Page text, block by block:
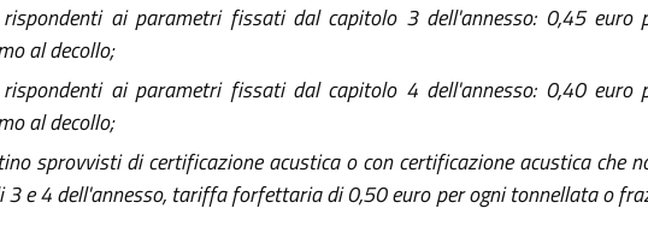
ai parametri fissati dal capitolo 3 dell'annesso: 0,45 euro
al decollo;
ai parametri fissati dal capitolo 4 dell'annesso: 0,40 euro
al decollo;
sprovvisti di certificazione acustica o con certificazione acustica che
e 4 dell'annesso, tariffa forfettaria di 0,50 euro per ogni tonnellata o